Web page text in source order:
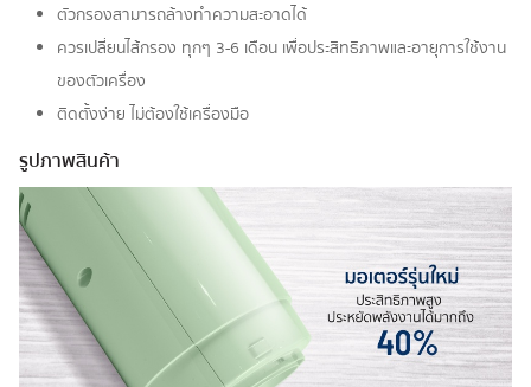
ตัวกรองสามารถล้างทำความสะอาดได้
ควรเปลี่ยนไส้กรอง ทุกๆ 3-6 เดือน เพื่อประสิทธิภาพและอายุการใช้งาน
ของตัวเครื่อง
ติดตั้งง่าย ไม่ต้องใช้เครื่องมือ
รูปภาพสินค้า